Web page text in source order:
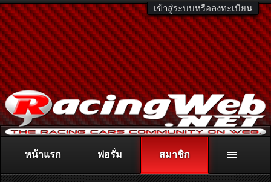
เข้าสู่ระบบหรือลงทะเบียน
ติดต่อลงโฆษณา racingweb@gmail.comหรือโทร. 081-811-1138
หรืออ่านรายละเอียดเพิ่มเติม คลิกที่นี่
หน้าแรก ฟอรั่ม สมาชิก